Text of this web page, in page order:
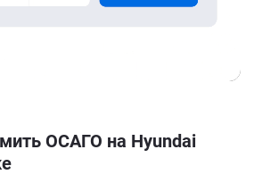
ОСАГО на Hyundai